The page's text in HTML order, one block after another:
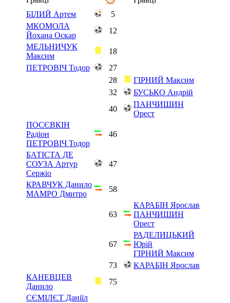
БІЛИЙ Артем
5
МКОМОЛА
Йохана Оскар
12
МЕЛЬНИЧУК
Максим
18
ПЕТРОВІЧ Тодор
27
28
ГІРНИЙ Максим
32
БУСЬКО Андрій
40
ПАНЧИШИН
Орест
ПОСЄВКІН
Радіон
ПЕТРОВІЧ Тодор
46
БАТІСТА ДЕ
СОУЗА Артур
Сержіо
47
КРАВЧУК Данило
МАМРО Дмитро
58
63
КАРАБІН Ярослав
ПАНЧИШИН
Орест
67
РАДЕЛИЦЬКИЙ
Юрій
ГІРНИЙ Максим
73
КАРАБІН Ярослав
КАНЕВЦЕВ
Данило
75
СЄМІЛЄТ Даніїл